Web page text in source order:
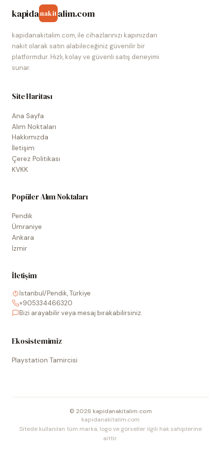
kapidanakitalim.com
kapidanakitalim.com, ile cihazlarınızı kapınızdan
nakit olarak satın alabileceğiniz güvenilir bir
platformdur. Hızlı, kolay ve güvenli satış deneyimi
sunar.
Site Haritası
Ana Sayfa
Alım Noktaları
Hakkımızda
İletişim
Çerez Politikası
KVKK
Popüler Alım Noktaları
Pendik
Ümraniye
Ankara
İzmir
İletişim
İstanbul/Pendik, Türkiye
+905334466320
Bizi arayabilir veya mesaj bırakabilirsiniz.
Ekosistemimiz
Playstation Tamircisi
© 2026 kapidanakitalim.com
kapidanakitalim.com
Sitede kullanılan tüm marka, logo ve görseller ilgili hak sahiplerine
aittir.